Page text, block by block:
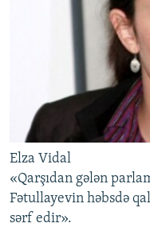
Elza Vidal
«Qarşıdan gələn
Fətullayevin həbsdə
sərf edir».